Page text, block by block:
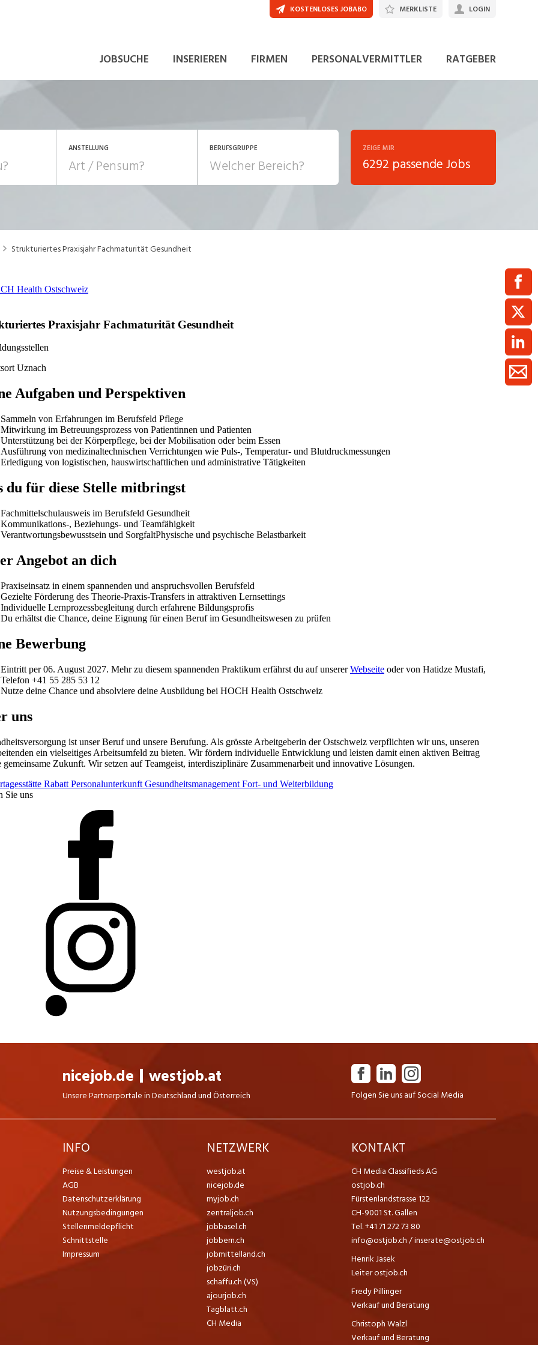
JOBSUCHE INSERIEREN FIRMEN PERSONALVERMITTLER RATGEBER
KOSTENLOSES JOBABO MERKLISTE LOGIN
ANSTELLUNG
Temporär (befristet)
BERUFSGRUPPE
Human Resources Einkauf, Logistik, Transport,
Controlling, Treuhand,
Facility Management, Industrie, Maschinenbau,
Anlagenbau, Produktion
Berufe, Kundendienst,
Elektronik, Optik, Textil Medizin, Gesundheitswesen,
Rettung, Polizei, Zoll
ZEIGE MIR
6292 passende Jobs
Strukturiertes Praxisjahr Fachmaturität Gesundheit
JETZT BEWERBEN
nicejob.de westjob.at
Unsere Partnerportale in Deutschland und Österreich Folgen Sie uns auf Social Media
INFO
Preise & Leistungen
AGB
Datenschutzerklärung
Nutzungsbedingungen
Stellenmeldepflicht
Schnittstelle
Impressum
NETZWERK
westjob.at
nicejob.de
myjob.ch
zentraljob.ch
jobbasel.ch
jobbern.ch
jobmittelland.ch
jobzüri.ch
schaffu.ch (VS)
ajourjob.ch
Tagblatt.ch
CH Media
KONTAKT
CH Media Classifieds AG
ostjob.ch
Fürstenlandstrasse 122
CH-9001 St. Gallen
Tel. +41 71 272 73 80
info@ostjob.ch/inserate@ostjob.ch
Henrik Jasek
Leiter ostjob.ch
Fredy Pillinger
Verkauf und Beratung
Christoph Walzl
Verkauf und Beratung